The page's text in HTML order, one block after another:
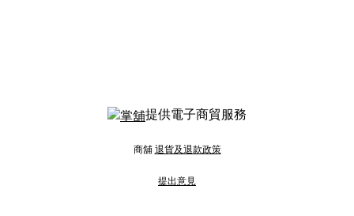
提供電子商貿服務
商舖 退貨及退款政策
提出意見